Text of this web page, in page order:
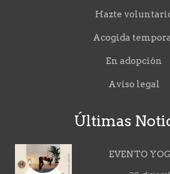
Hazte
Acogida
En adopción
Aviso legal
Últimas
EVENTO